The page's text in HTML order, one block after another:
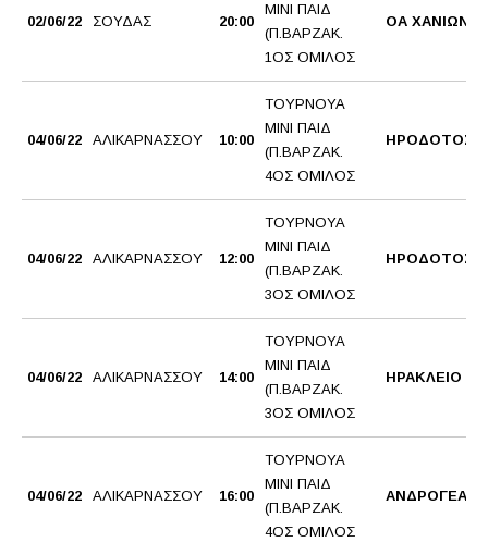
02/06/22 ΣΟΥΔΑΣ 20:00
ΜΙΝΙ ΠΑΙΔ
(Π.ΒΑΡΖΑΚ.
1ΟΣ ΟΜΙΛΟΣ
ΟΑ ΧΑΝΙΩΝ
04/06/22 ΑΛΙΚΑΡΝΑΣΣΟΥ 10:00
ΤΟΥΡΝΟΥΑ
ΜΙΝΙ ΠΑΙΔ
(Π.ΒΑΡΖΑΚ.
4ΟΣ ΟΜΙΛΟΣ
ΗΡΟΔΟΤΟΣ 2
04/06/22 ΑΛΙΚΑΡΝΑΣΣΟΥ 12:00
ΤΟΥΡΝΟΥΑ
ΜΙΝΙ ΠΑΙΔ
(Π.ΒΑΡΖΑΚ.
3ΟΣ ΟΜΙΛΟΣ
ΗΡΟΔΟΤΟΣ 1
04/06/22 ΑΛΙΚΑΡΝΑΣΣΟΥ 14:00
ΤΟΥΡΝΟΥΑ
ΜΙΝΙ ΠΑΙΔ
(Π.ΒΑΡΖΑΚ.
3ΟΣ ΟΜΙΛΟΣ
ΗΡΑΚΛΕΙΟ 1
04/06/22 ΑΛΙΚΑΡΝΑΣΣΟΥ 16:00
ΤΟΥΡΝΟΥΑ
ΜΙΝΙ ΠΑΙΔ
(Π.ΒΑΡΖΑΚ.
4ΟΣ ΟΜΙΛΟΣ
ΑΝΔΡΟΓΕΑΣ 2